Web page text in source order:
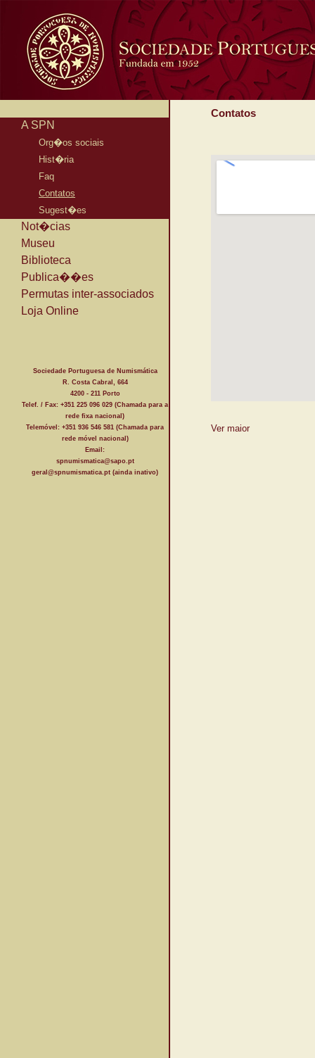
A SPN
Org�os sociais
Hist�ria
Faq
Contatos
Sugest�es
Not�cias
Museu
Biblioteca
Publica��es
Permutas inter-associados
Loja Online
Sociedade Portuguesa de Numismática
R. Costa Cabral, 664
4200 - 211 Porto
Telef. / Fax: +351 225 096 029 (Chamada para a
rede fixa nacional)
Telemóvel: +351 936 546 581 (Chamada para
rede móvel nacional)
Email:
spnumismatica@sapo.pt
geral@spnumismatica.pt (ainda inativo)
Contatos
Ver maior